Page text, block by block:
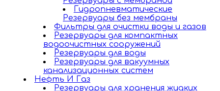
Гидропневматические
Резервуары без мембраны
Фильтры для очистки воды и газов
Резервуары для компактных
водоочистных сооружений
Резервуары для воды
Резервуары для вакуумных
канализационных систем
Нефть И Газ
Резервуары для хранения жидких